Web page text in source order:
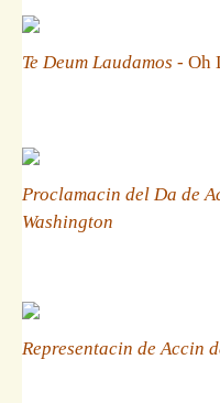
Te Deum Laudamos - Oh
Proclamacin del Da de
Washington
Representacin de Accin